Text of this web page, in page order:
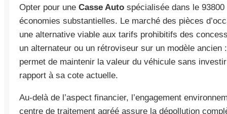
Opter pour une Casse Auto spécialisée dans le
économies substantielles. Le marché des pièces
une alternative viable aux tarifs prohibitifs des
un alternateur ou un rétroviseur sur un modèle ancien
permet de maintenir la valeur du véhicule sans
rapport à sa cote actuelle.
Au-delà de l’aspect financier, l’engagement
centre de traitement agréé assure la dépollution